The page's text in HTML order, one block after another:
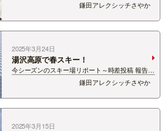
んじゃいな♪ 食べチャイナ♪ 「菊水しぼりたて
純米生原酒」と一緒に楽しむ ”食べチャイナメ
ニ…
鎌田アレクシッチさやか
2025年3月24日
湯沢高原で春スキー！
今シーズンのスキー場リポート～時差投稿 報告ブ
ログ⑭～ 3/8(土)に、湯沢高原スキー場に行って
きました！！ はじめての！！ 始発ゴンドラ乗れ
ました！！！！！ 始発で到着した人しかいな
い、朝イ…
鎌田アレクシッチさやか
2025年3月15日